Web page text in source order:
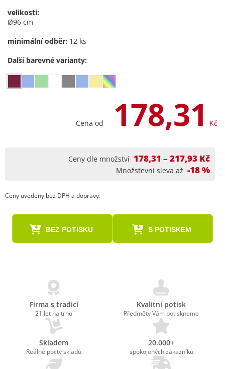
velikosti:
Ø96 cm
minimální odběr: 12 ks
Další barevné varianty:
Cena od 178,31 Kč
Ceny dle množství 178,31 – 217,93 Kč
Množstevní sleva až -18 %
Ceny uvedeny bez DPH a dopravy.
BEZ POTISKU S POTISKEM
Firma s tradicí
21 let na trhu
Kvalitní potisk
Předměty Vám potiskneme
Skladem
Reálné počty skladů
20.000+
spokojených zákazníků